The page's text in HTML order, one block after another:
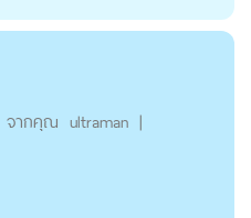
จากคุณ ultraman |